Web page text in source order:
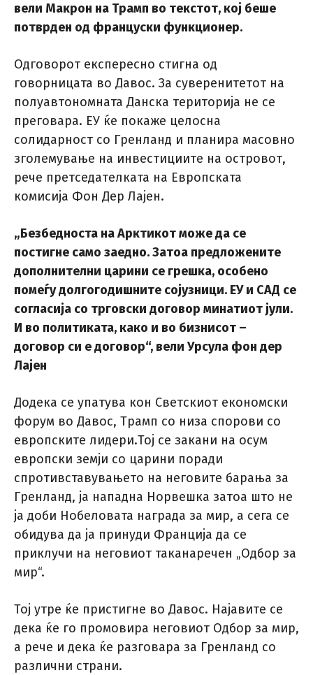
вели Макрон на Трамп во текстот, кој беше
потврден од француски функционер.
Одговорот експересно стигна од
говорницата во Давос. За суверенитетот на
полуавтономната Данска територија не се
преговара. ЕУ ќе покаже целосна
солидарност со Гренланд и планира масовно
зголемување на инвестициите на островот,
рече претседателката на Европската
комисија Фон Дер Лајен.
„Безбедноста на Арктикот може да се
постигне само заедно. Затоа предложените
дополнителни царини се грешка, особено
помеѓу долгогодишните сојузници. ЕУ и САД се
согласија со трговски договор минатиот јули.
И во политиката, како и во бизнисот –
договор си е договор“, вели Урсула фон дер
Лајен
Додека се упатува кон Светскиот економски
форум во Давос, Трамп со низа спорови со
европските лидери.Тој се закани на осум
европски земји со царини поради
спротивставувањето на неговите барања за
Гренланд, ја нападна Норвешка затоа што не
ја доби Нобеловата награда за мир, а сега се
обидува да ја принуди Франција да се
приклучи на неговиот таканаречен „Одбор за
мир“.
Тој утре ќе пристигне во Давос. Најавите се
дека ќе го промовира неговиот Одбор за мир,
а рече и дека ќе разговара за Гренланд со
различни страни.